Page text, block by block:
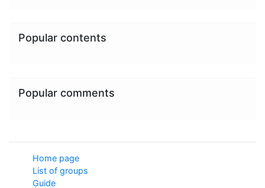
Popular contents
Popular comments
Home page
List of groups
Guide